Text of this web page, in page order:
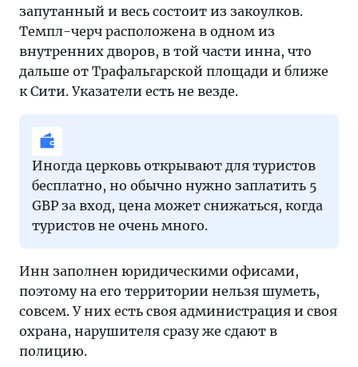
запутанный и весь состоит из закоулков.
Темпл-черч расположена в одном из
внутренних дворов, в той части инна, что
дальше от Трафальгарской площади и ближе
к Сити. Указатели есть не везде.
Иногда церковь открывают для туристов
бесплатно, но обычно нужно заплатить 5
GBP за вход, цена может снижаться, когда
туристов не очень много.
Инн заполнен юридическими офисами,
поэтому на его территории нельзя шуметь,
совсем. У них есть своя администрация и своя
охрана, нарушителя сразу же сдают в
полицию.